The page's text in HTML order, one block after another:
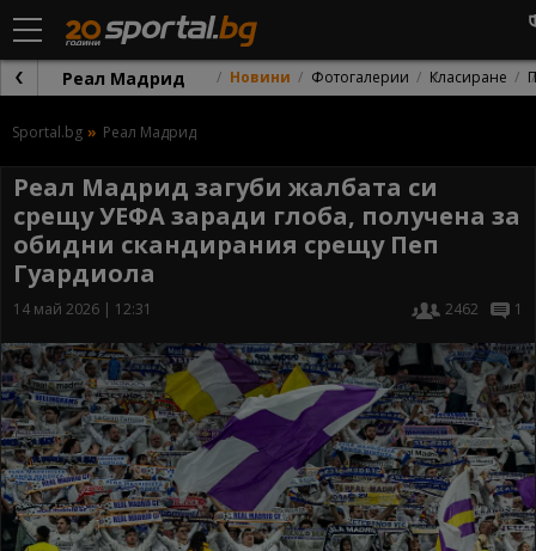
Реал Мадрид Новини Фотогалерии Класиране
Sportal.bg Реал Мадрид
Реал Мадрид загуби жалбата си
срещу УЕФА заради глоба, получена за
обидни скандирания срещу Пеп
Гуардиола
14 май 2026 | 12:31 2462 1